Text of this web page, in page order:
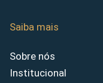
Saiba mais
Sobre nós
Institucional